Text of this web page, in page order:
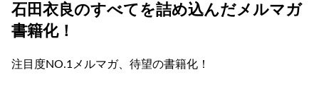
石田衣良のすべてを詰め込んだメルマガ
書籍化！
注目度NO.1メルマガ、待望の書籍化！